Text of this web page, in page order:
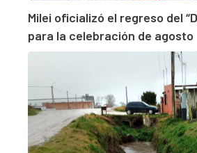
Milei oficializó el regreso del
para la celebración de agosto